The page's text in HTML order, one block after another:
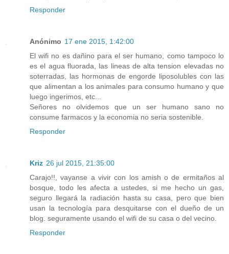
Responder
Anónimo 17 ene 2015, 1:42:00
El wifi no es dañino para el ser humano, como tampoco lo
es el agua fluorada, las lineas de alta tension elevadas no
soterradas, las hormonas de engorde liposolubles con las
que alimentan a los animales para consumo humano y que
luego ingerimos, etc...
Señores no olvidemos que un ser humano sano no
consume farmacos y la economia no seria sostenible.
Responder
Kriz 26 jul 2015, 21:35:00
Carajo!!, vayanse a vivir con los amish o de ermitaños al
bosque, todo les afecta a ustedes, si me hecho un gas,
seguro llegará la radiación hasta su casa, pero que bien
usan la tecnología para desquitarse con el dueño de un
blog. seguramente usando el wifi de su casa o del vecino.
Responder